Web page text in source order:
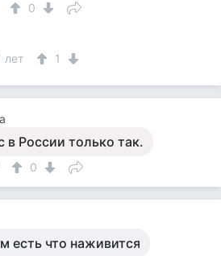
0
лет 1
в России только так.
0
есть что наживится